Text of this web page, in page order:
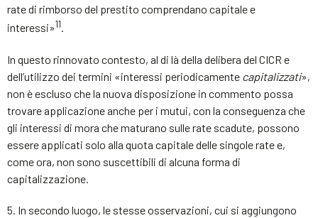
rate di rimborso del prestito comprendano capitale e
interessi»11.
In questo rinnovato contesto, al di là della delibera del CICR e
dell’utilizzo dei termini «interessi periodicamente capitalizzati»,
non è escluso che la nuova disposizione in commento possa
trovare applicazione anche per i mutui, con la conseguenza che
gli interessi di mora che maturano sulle rate scadute, possono
essere applicati solo alla quota capitale delle singole rate e,
come ora, non sono suscettibili di alcuna forma di
capitalizzazione.
5. In secondo luogo, le stesse osservazioni, cui si aggiungono